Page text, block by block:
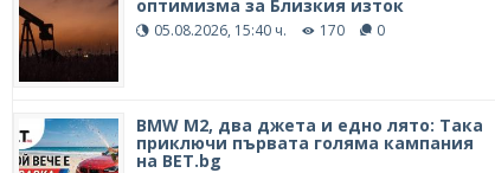
оптимизма за Близкия изток
05.08.2026, 15:40 ч. 170 0
BMW М2, два джета и едно лято: Така
приключи първата голяма кампания
на BET.bg